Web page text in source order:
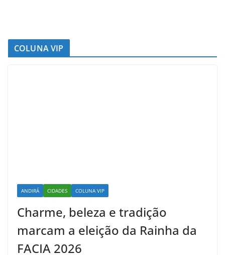
COLUNA VIP
ANDIRÁ CIDADES COLUNA VIP
Charme, beleza e tradição
marcam a eleição da Rainha da
FACIA 2026